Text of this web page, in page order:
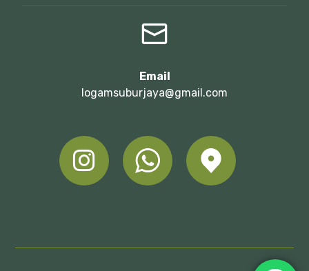
Email
logamsuburjaya@gmail.com